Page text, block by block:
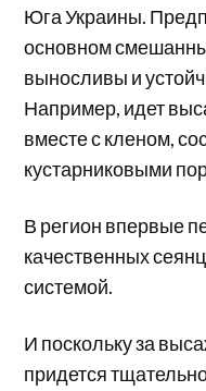
Юга Украины.
основном
выносливы и
Например, идет
вместе с кленом,
кустарниковыми
В регион впервые
качественных
системой.
И поскольку за
придется